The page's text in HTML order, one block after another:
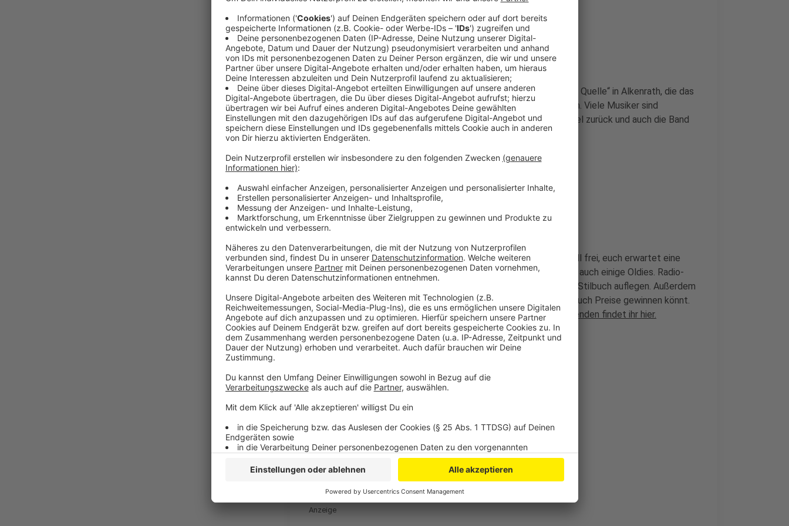
Festival über verschiedene Leverkusener Stadtteile
Anzeige
Zwei Kneipen sind in diesem Jahr nicht mehr dabei – darunter „Zur Quelle“ in Alkenrath, die das
Festival vergangenes Jahr zum ersten Mal bei sich zu Gast hatten. Viele Musiker sind
inzwischen wiederkehrende Bekannte, Mr. B. Fetch ist zum Beispiel zurück und auch die Band
"Zesamm" spielt wieder in der Telegraphenklause.
Anzeige
Kostenfreier Eintritt für viele Bands und Künstler
Anzeige
Durch Sponsoren ist der Eintritt auch in diesem Jahr wieder überall frei, euch erwartet eine
musikalische Bandbreite von Blues zur Rock, Funk und Kölsch und auch einige Oldies. Radio-
Leverkusen Moderator Thomas Wagner wird wie immer als DJ im Stilbuch auflegen. Außerdem
hat die EVL in diesem Jahr eine Selfie-Aktion geplant, bei der ihr auch Preise gewinnen könnt.
Alle Infos zum Kneipenfestival und eine Karte mit allen Teilnehmenden findet ihr hier.
Anzeige
Weiter Meldungen aus Leverkusen
Wenige Cannabis-Verstöße in Leverkusen
Anzeige